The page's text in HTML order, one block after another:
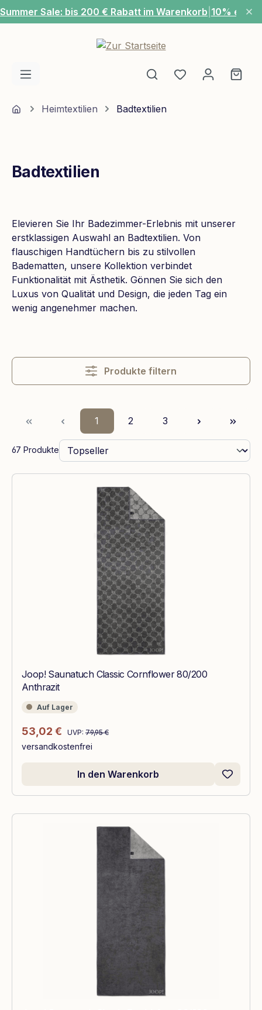
Zum Hauptinhalt springen
Summer Sale: bis 200 € Rabatt im Warenkorb 10% extra
Du hast 0
HomeHeimtextilien Badtextilien
Badtextilien
Elevieren Sie Ihr Badezimmer-Erlebnis mit unserer
erstklassigen Auswahl an Badtextilien. Von
flauschigen Handtüchern bis zu stilvollen
Badematten, unsere Kollektion verbindet
Funktionalität mit Ästhetik. Gönnen Sie sich den
Luxus von Qualität und Design, die jeden Tag ein
wenig angenehmer machen.
Produkte filtern
Seite
1 Seite
2 Seite
3
67 Produkte
Joop! Saunatuch Classic Cornflower 80/200
Anthrazit
Auf Lager
Auf Lager
Verkaufspreis:
53,02 € Regulärer Preis:
UVP: 79,95 €
versandkostenfrei
In den Warenkorb